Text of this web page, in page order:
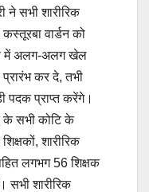
ने सभी शारीरिक
वार्डन को
में अलग-अलग खेल
प्रारंभ कर दे, तभी
पदक प्राप्त करेंगे।
के सभी कोटि के
शारीरिक
लगभग 56 शिक्षक
सभी शारीरिक